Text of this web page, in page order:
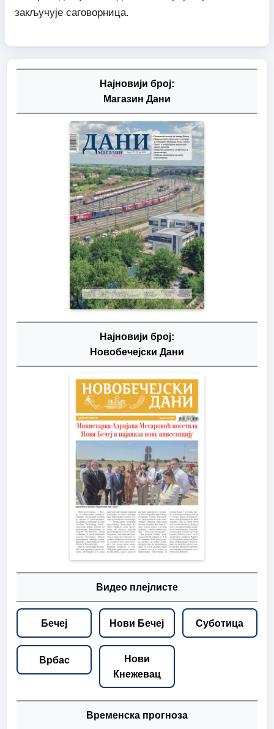
закључује саговорница.
Најновији број:
Магазин Дани
Најновији број:
Новобечејски Дани
Видео плејлисте
Бечеј Нови Бечеј Суботица
Врбас
Нови
Кнежевац
Временска прогноза